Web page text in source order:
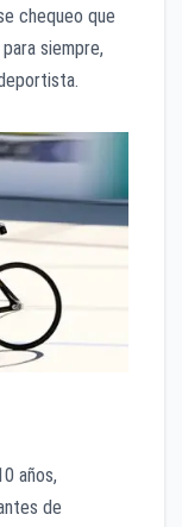
chequeo que
siempre,
años,
de